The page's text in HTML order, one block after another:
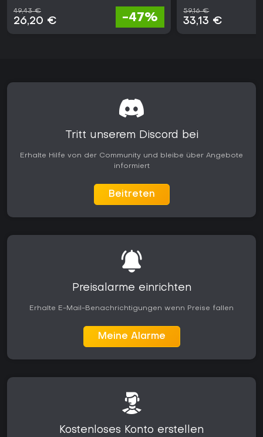
49,43 €
26,20 € -47%
59,16 €
33,13 €
Tritt unserem Discord bei
Erhalte Hilfe von der Community und bleibe über Angebote
informiert
Beitreten
Preisalarme einrichten
Erhalte E-Mail-Benachrichtigungen wenn Preise fallen
Meine Alarme
Kostenloses Konto erstellen